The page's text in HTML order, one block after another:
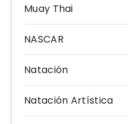
Muay Thai
NASCAR
Natación
Natación Artística